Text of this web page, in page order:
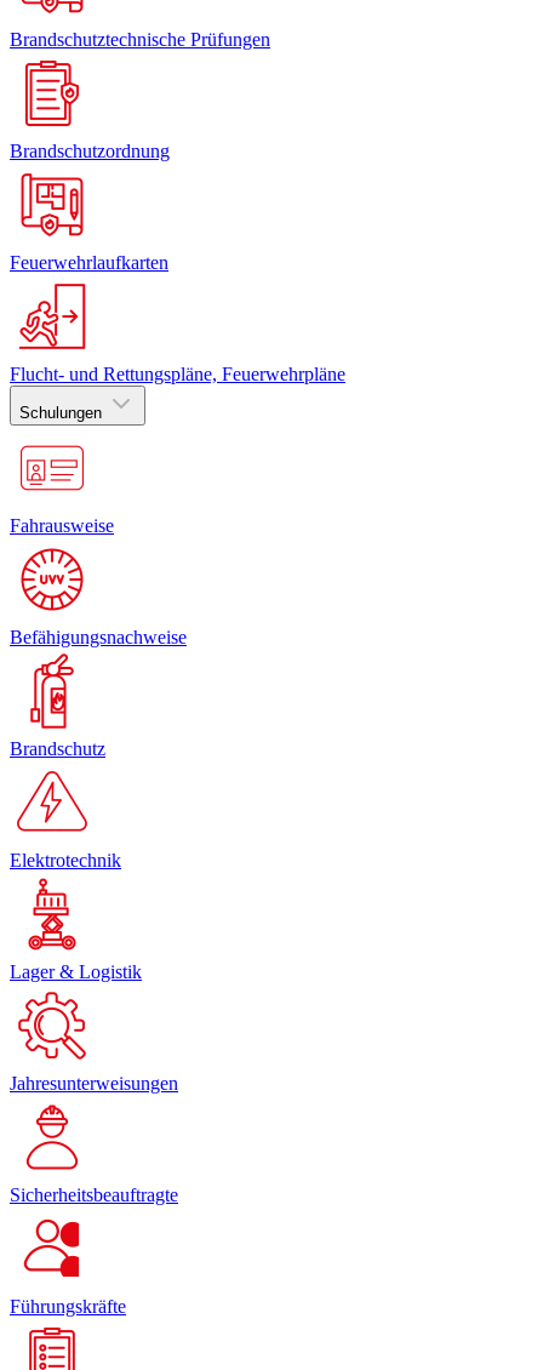
Brandschutztechnische Prüfungen
Brandschutzordnung
Feuerwehrlaufkarten
Flucht- und Rettungspläne, Feuerwehrpläne
Schulungen
Fahrausweise
Befähigungsnachweise
Brandschutz
Elektrotechnik
Lager & Logistik
Jahresunterweisungen
Sicherheitsbeauftragte
Führungskräfte